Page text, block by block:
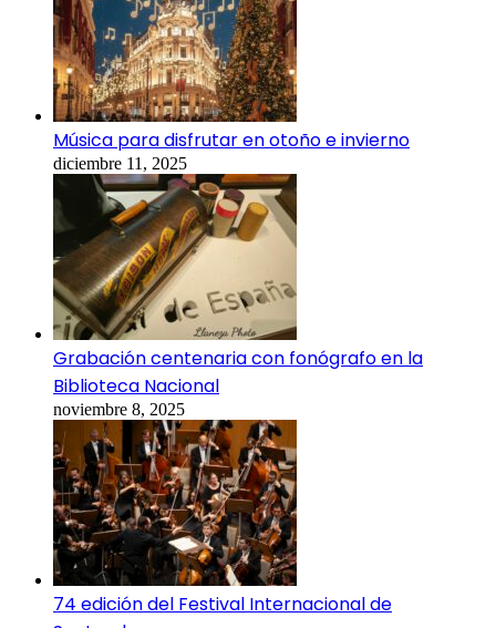
Música para disfrutar en otoño e invierno
diciembre 11, 2025
Grabación centenaria con fonógrafo en la
Biblioteca Nacional
noviembre 8, 2025
74 edición del Festival Internacional de